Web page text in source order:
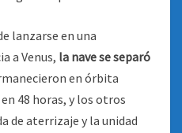
lanzarse en una
a Venus, la nave se separó
en órbita
48 horas, y los otros
de aterrizaje y la unidad